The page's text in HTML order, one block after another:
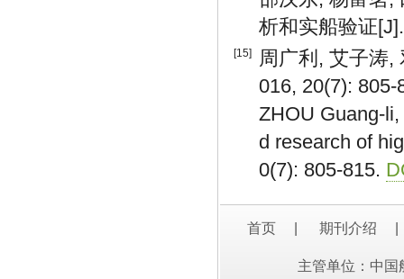
析和实船验证
[15]
周广利, 艾子涛,
016, 20(7): 805-
ZHOU Guang-
d research of
0(7): 805-815.